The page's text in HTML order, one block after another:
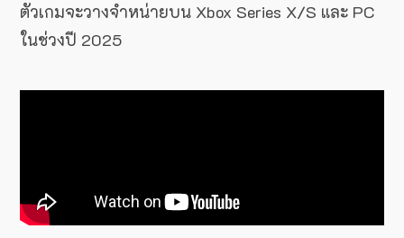
ตัวเกมจะวางจำหน่ายบน Xbox Series X/S และ PC
ในช่วงปี 2025